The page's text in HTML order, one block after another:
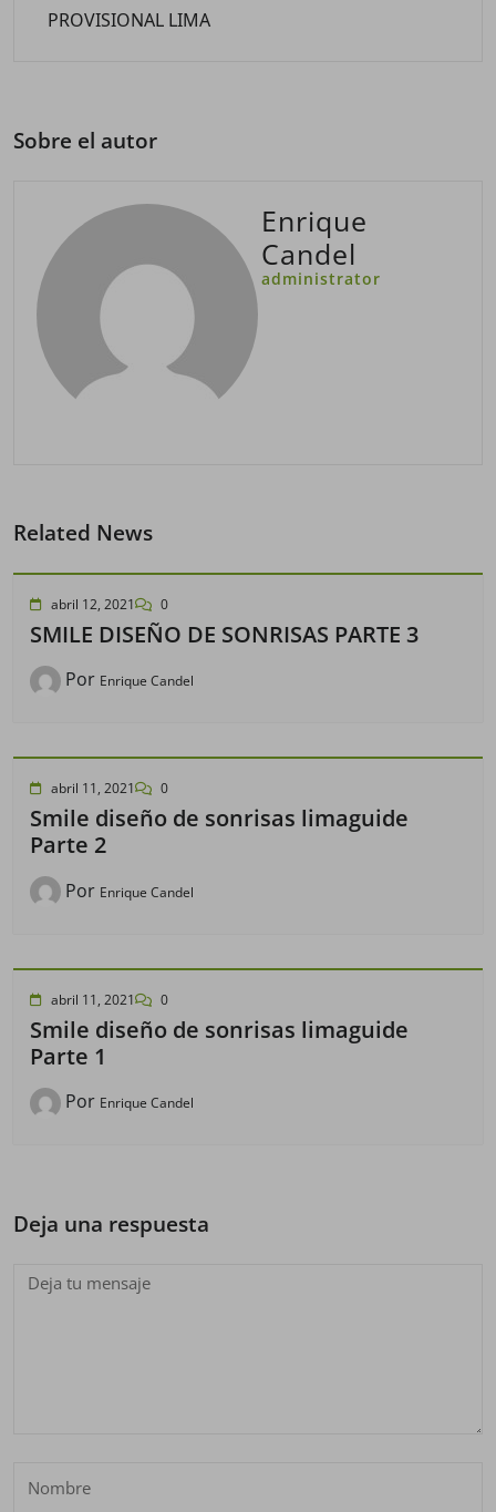
PROVISIONAL LIMA
Sobre el autor
Enrique
Candel
administrator
Related News
abril 12, 2021 0
SMILE DISEÑO DE SONRISAS PARTE 3
Por Enrique Candel
abril 11, 2021 0
Smile diseño de sonrisas limaguide
Parte 2
Por Enrique Candel
abril 11, 2021 0
Smile diseño de sonrisas limaguide
Parte 1
Por Enrique Candel
Deja una respuesta